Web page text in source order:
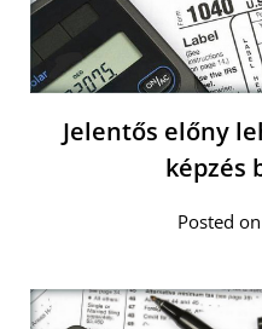
Jelentős előny
képzés
Posted